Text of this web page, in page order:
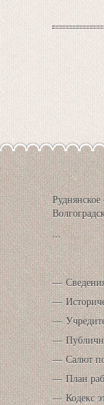
...
Салют
План
Кодекс